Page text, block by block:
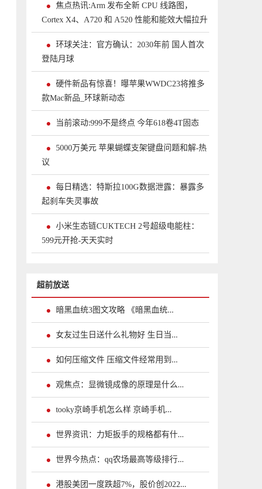
焦点热讯:Arm 发布全新 CPU 线路图，
Cortex X4、A720 和 A520 性能和能效大幅拉升
环球关注：官方确认：2030年前 国人首次
登陆月球
硬件新品有惊喜！曝苹果WWDC23将推多
款Mac新品_环球新动态
当前滚动:999不是终点 今年618卷4T固态
5000万美元 苹果蝴蝶支架键盘问题和解-热
议
每日精选：特斯拉100G数据泄露：暴露多
起刹车失灵事故
小米生态链CUKTECH 2号超级电能柱：
599元开抢-天天实时
超前放送
暗黑血统3图文攻略 《暗黑血统...
女友过生日送什么礼物好 生日当...
如何压缩文件 压缩文件经常用到...
观焦点：显微镜成像的原理是什么...
tooky京崎手机怎么样 京崎手机...
世界资讯：力矩扳手的规格都有什...
世界今热点：qq农场最高等级排行...
港股美团一度跌超7%，股价创2022...